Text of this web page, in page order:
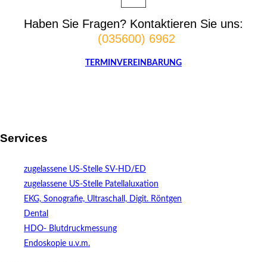
Haben Sie Fragen? Kontaktieren Sie uns:
(035600) 6962
TERMINVEREINBARUNG
Services
zugelassene US-Stelle SV-HD/ED
zugelassene US-Stelle Patellaluxation
EKG, Sonografie, Ultraschall, Digit. Röntgen
Dental
HDO- Blutdruckmessung
Endoskopie u.v.m.